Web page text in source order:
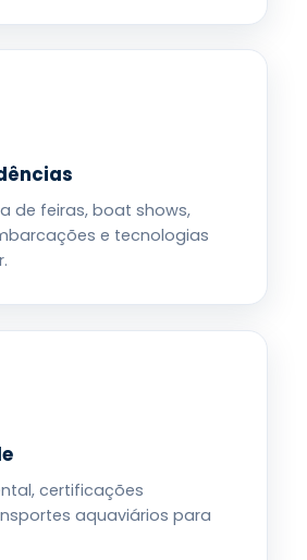
de feiras, boat shows,
e tecnologias
certificações
aquaviários para